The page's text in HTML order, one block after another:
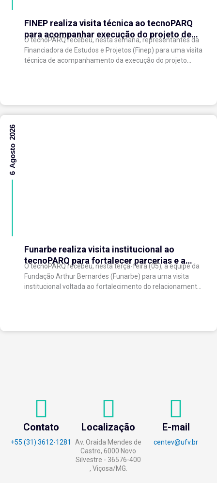
FINEP realiza visita técnica ao tecnoPARQ
para acompanhar execução do projeto de
expansão do Parque Tecnológico
O tecnoPARQ recebeu, nesta semana, representantes da
Financiadora de Estudos e Projetos (Finep) para uma visita
técnica de acompanhamento da execução do projeto
Funarbe realiza visita institucional ao
tecnoPARQ para fortalecer parcerias e a
gestão da inovação
O tecnoPARQ recebeu, nesta terça-feira (05), a equipe da
Fundação Arthur Bernardes (Funarbe) para uma visita
institucional voltada ao fortalecimento do relacionamento
6 Agosto 2026
Contato
+55 (31) 3612-1281
Localização
Av. Oraida Mendes de
Castro, 6000 Novo
Silvestre - 36576-400
, Viçosa/MG.
E-mail
centev@ufv.br